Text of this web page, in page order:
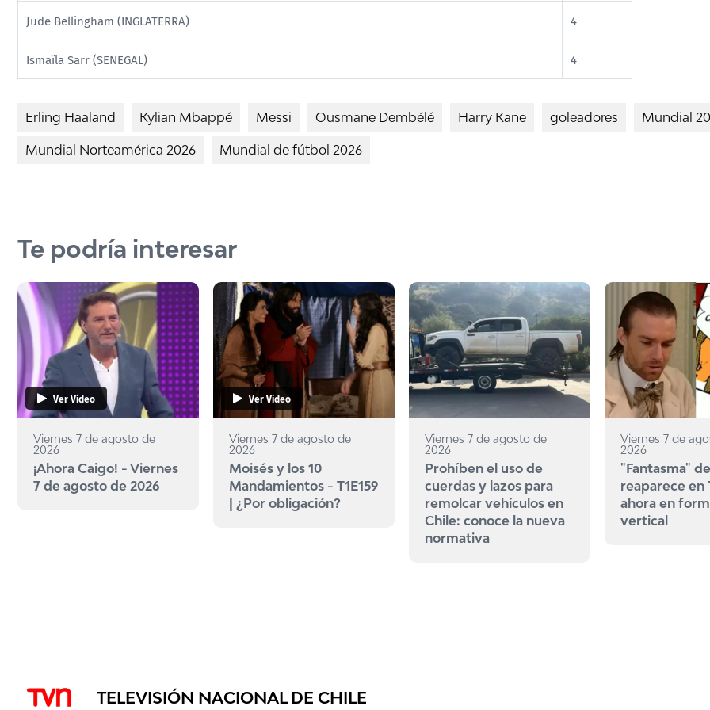
Jude Bellingham (INGLATERRA) 4
Ismaïla Sarr (SENEGAL) 4
Erling Haaland Kylian Mbappé Messi Ousmane Dembélé Harry Kane goleadores Mundial
Mundial Norteamérica 2026 Mundial de fútbol 2026
Te podría interesar
Ver Video
Viernes 7 de agosto de
2026
¡Ahora Caigo! - Viernes
7 de agosto de 2026
Ver Video
Viernes 7 de agosto de
2026
Moisés y los 10
Mandamientos - T1E159
| ¿Por obligación?
Viernes 7 de agosto de
2026
Prohíben el uso de
cuerdas y lazos para
remolcar vehículos en
Chile: conoce la nueva
normativa
Viernes 7 de
2026
"Fantasma"
reaparece en
ahora en
vertical
TELEVISIÓN NACIONAL DE CHILE